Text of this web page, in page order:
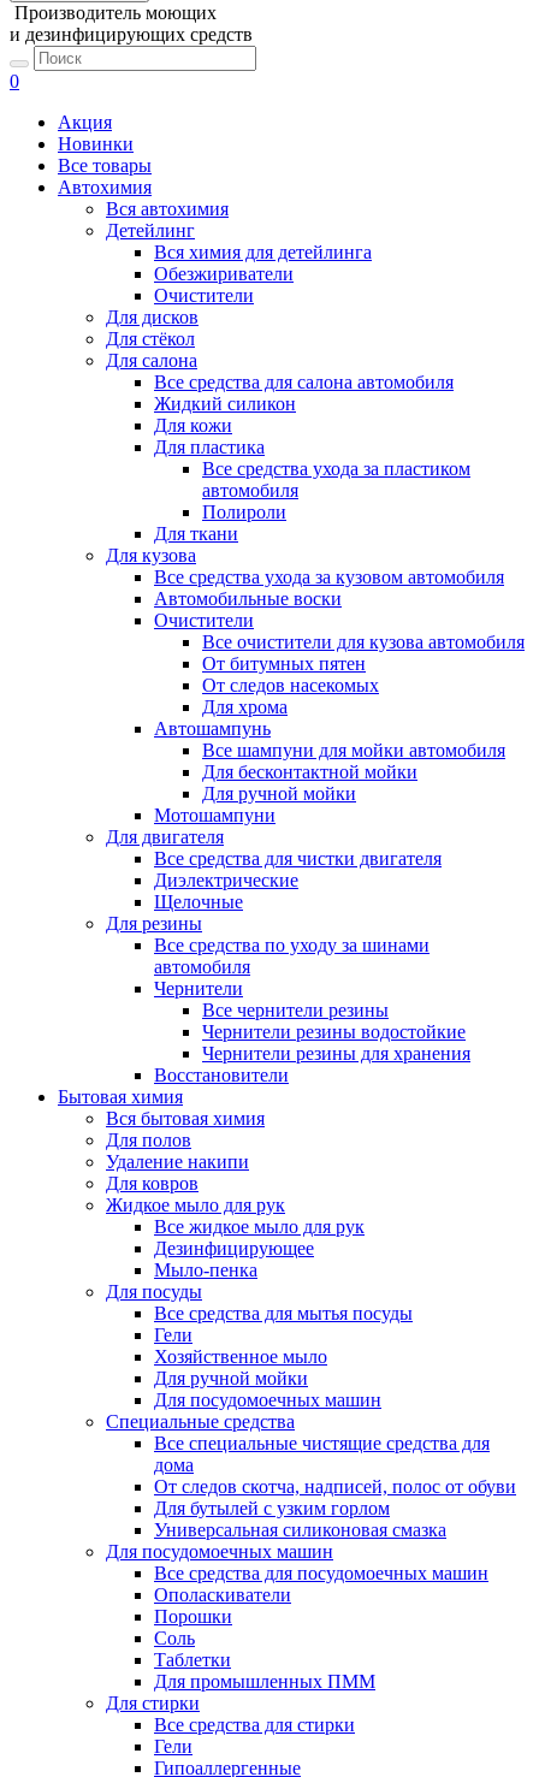
Производитель моющих
и дезинфицирующих средств
0
Акция
Новинки
Все товары
Автохимия
Вся автохимия
Детейлинг
Вся химия для детейлинга
Обезжириватели
Очистители
Для дисков
Для стёкол
Для салона
Все средства для салона автомобиля
Жидкий силикон
Для кожи
Для пластика
Все средства ухода за пластиком
автомобиля
Полироли
Для ткани
Для кузова
Все средства ухода за кузовом автомобиля
Автомобильные воски
Очистители
Все очистители для кузова автомобиля
От битумных пятен
От следов насекомых
Для хрома
Автошампунь
Все шампуни для мойки автомобиля
Для бесконтактной мойки
Для ручной мойки
Мотошампуни
Для двигателя
Все средства для чистки двигателя
Диэлектрические
Щелочные
Для резины
Все средства по уходу за шинами
автомобиля
Чернители
Все чернители резины
Чернители резины водостойкие
Чернители резины для хранения
Восстановители
Бытовая химия
Вся бытовая химия
Для полов
Удаление накипи
Для ковров
Жидкое мыло для рук
Все жидкое мыло для рук
Дезинфицирующее
Мыло-пенка
Для посуды
Все средства для мытья посуды
Гели
Хозяйственное мыло
Для ручной мойки
Для посудомоечных машин
Специальные средства
Все специальные чистящие средства для
дома
От следов скотча, надписей, полос от обуви
Для бутылей с узким горлом
Универсальная силиконовая смазка
Для посудомоечных машин
Все средства для посудомоечных машин
Ополаскиватели
Порошки
Соль
Таблетки
Для промышленных ПММ
Для стирки
Все средства для стирки
Гели
Гипоаллергенные